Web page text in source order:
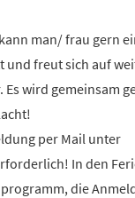
man/ frau gern
und freut sich auf
wird gemeinsam
per Mail unter
In den
die